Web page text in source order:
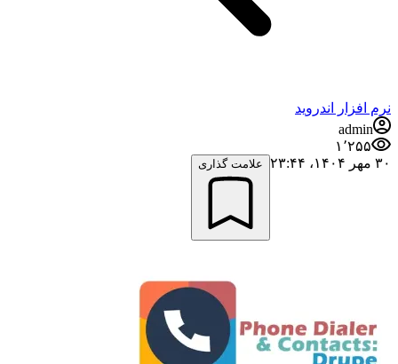
نرم افزار اندروید
admin
۱٬۲۵۵
۳۰ مهر ۱۴۰۴،‏ ۲۳:۴۴
علامت گذاری